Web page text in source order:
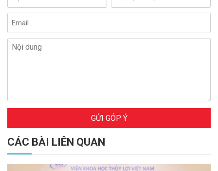
GỬI GÓP Ý
CÁC BÀI LIÊN QUAN